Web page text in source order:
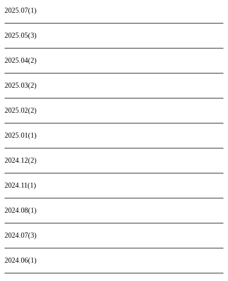
2025.07(1)
2025.05(3)
2025.04(2)
2025.03(2)
2025.02(2)
2025.01(1)
2024.12(2)
2024.11(1)
2024.08(1)
2024.07(3)
2024.06(1)